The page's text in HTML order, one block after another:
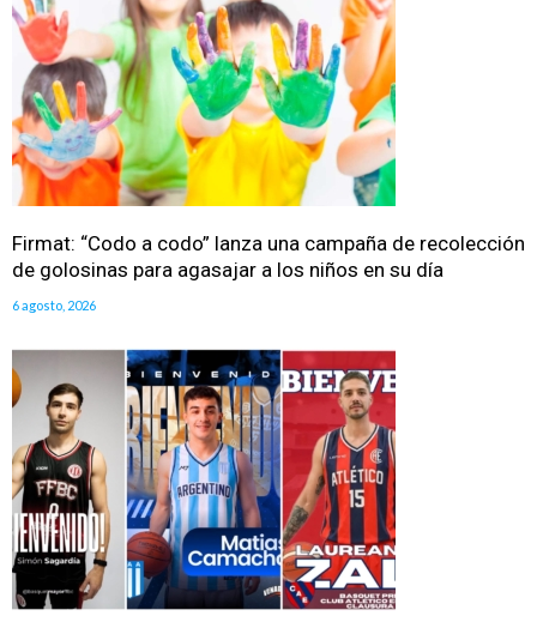
Firmat: “Codo a codo” lanza una campaña de recolección
de golosinas para agasajar a los niños en su día
6 agosto, 2026